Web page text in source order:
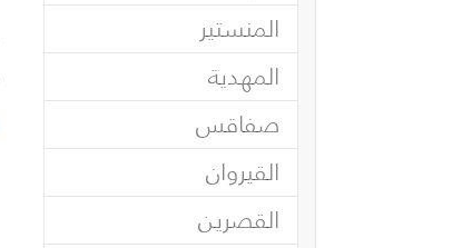
المنستير
المهدية
صفاقس
القيروان
القصرين